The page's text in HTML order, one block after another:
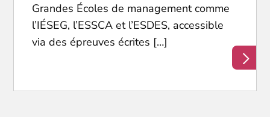
Grandes Écoles de management comme
l’IÉSEG, l’ESSCA et l’ESDES, accessible
via des épreuves écrites […]